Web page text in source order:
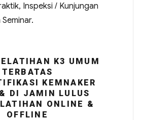
Inspeksi / Kunjungan
K3 UMUM
TERBATAS
KEMNAKER
DI JAMIN LULUS
ONLINE &
OFFLINE